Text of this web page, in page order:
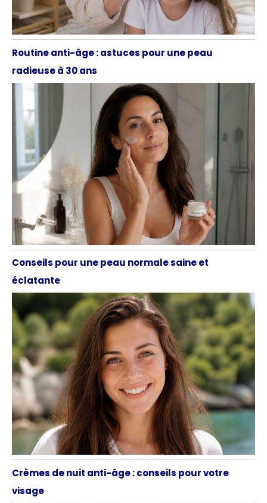
Routine anti-âge : astuces pour une peau
radieuse à 30 ans
Conseils pour une peau normale saine et
éclatante
Crèmes de nuit anti-âge : conseils pour votre
visage